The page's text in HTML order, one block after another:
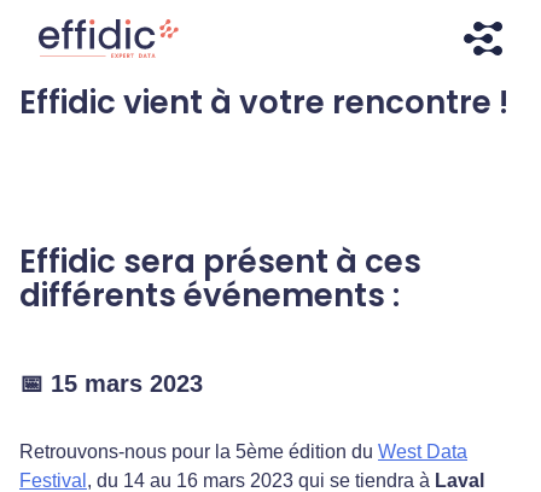
directement
contenu
navigationEffidic – Expert Data
Faites briller vos données !
Effidic vient à votre rencontre !
Effidic sera présent à ces
différents événements :
📅 15 mars 2023
Retrouvons-nous pour la 5ème édition du West Data
Festival , du 14 au 16 mars 2023 qui se tiendra à Laval